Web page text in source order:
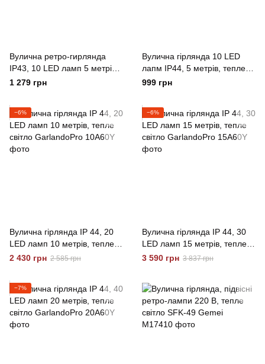
Вулична ретро-гирлянда
IP43, 10 LED ламп 5 метрів,
мультиколор GarlandoPro
1 279 грн
Вулична гірлянда 10 LED
лапм IP44, 5 метрів, тепле
світло GarlandoPro
999 грн
−6%
Вулична гірлянда IP 44, 20
LED ламп 10 метрів, тепле
світло GarlandoPro
2 430 грн 2 585 грн
−6%
Вулична гірлянда IP 44, 30
LED ламп 15 метрів, тепле
світло GarlandoPro
3 590 грн 3 837 грн
−7%